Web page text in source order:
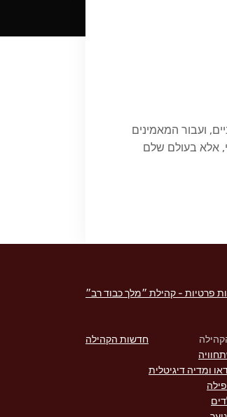
ועבור המאמינים
אלא בעולם שלם
פרטיות - קהילת ״מלך כבוד רב״
חדשות הקהילה
ומדיה דיגיטלית